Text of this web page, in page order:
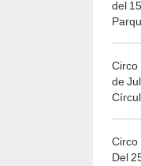
del
Circo
de
Circo
Del